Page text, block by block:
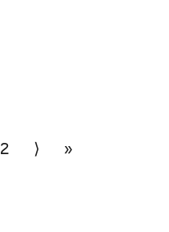
2 ⟩ »